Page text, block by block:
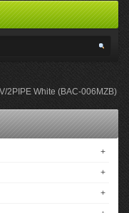
2PIPE White (BAC-006MZB)
+
+
+